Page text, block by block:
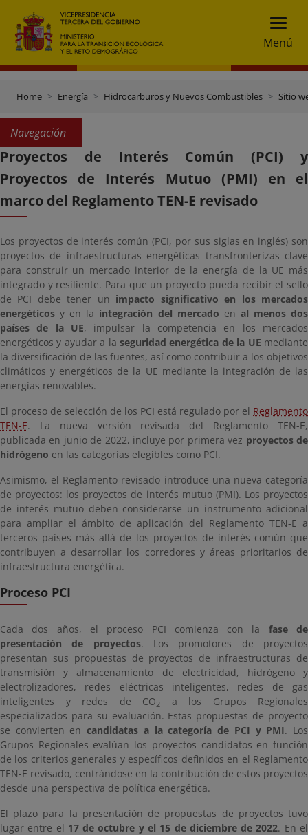
Menú
Home Energía Hidrocarburos y Nuevos Combustibles Sitio
Navegación
Proyectos de Interés Común (PCI) y
Proyectos de Interés Mutuo (PMI) en el
marco del Reglamento TEN-E revisado
Los proyectos de interés común (PCI, por sus siglas en inglés) son
proyectos de infraestructuras energéticas transfronterizas clave
para construir un mercado interior de la energía de la UE más
integrado y resiliente. Para que un proyecto pueda recibir el sello
de PCI debe tener un impacto significativo en los mercados
energéticos y en la integración del mercado en al menos dos
países de la UE, impulsar la competencia en los mercados
energéticos y ayudar a la seguridad energética de la UE mediante
la diversificación de las fuentes, así como contribuir a los objetivos
climáticos y energéticos de la UE mediante la integración de las
energías renovables.
El proceso de selección de los PCI está regulado por el Reglamento
TEN-E. La nueva versión revisada del Reglamento TEN-E,
publicada en junio de 2022, incluye por primera vez proyectos de
hidrógeno en las categorías elegibles como PCI.
Asimismo, el Reglamento revisado introduce una nueva categoría
de proyectos: los proyectos de interés mutuo (PMI). Los proyectos
de interés mutuo deben considerarse un instrumento adicional
para ampliar el ámbito de aplicación del Reglamento TEN-E a
terceros países más allá de los proyectos de interés común que
contribuyen a desarrollar los corredores y áreas prioritarios de
infraestructura energética.
Proceso PCI
Cada dos años, el proceso PCI comienza con la fase de
presentación de proyectos. Los promotores de proyectos
presentan sus propuestas de proyectos de infraestructuras de
transmisión y almacenamiento de electricidad, hidrógeno y
electrolizadores, redes eléctricas inteligentes, redes de gas
inteligentes y redes de CO2
a los Grupos Regionales
especializados para su evaluación. Estas propuestas de proyecto
se convierten encandidatas a la categoría de PCI y PMI. Los
Grupos Regionales evalúan los proyectos candidatos en función
de los criterios generales y específicos definidos en el Reglamento
TEN-E revisado, centrándose en la contribución de estos proyectos
desde una perspectiva de política energética.
El plazo para la presentación de propuestas de proyectos tuvo
lugar entre el 17 de octubre y el 15 de diciembre de 2022. En el